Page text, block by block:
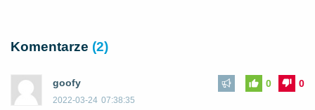
Komentarze (2)
goofy
2022-03-24 07:38:35
0
0